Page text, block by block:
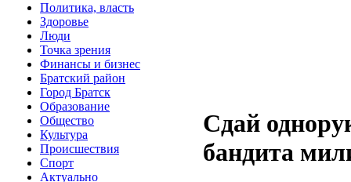
Политика, власть
Здоровье
Люди
Точка зрения
Финансы и бизнес
Братский район
Город Братск
Образование
Общество
Культура
Происшествия
Спорт
Актуально
Сдай
бандита